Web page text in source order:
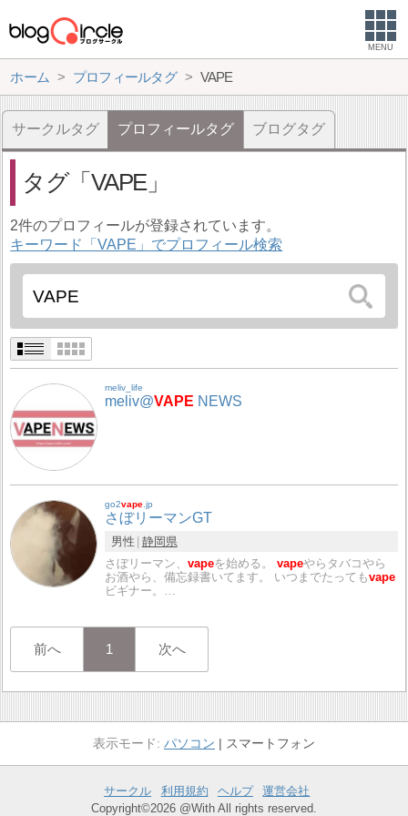
MENU
ホーム プロフィールタグ VAPE
サークルタグ プロフィールタグ ブログタグ
タグ VAPE
2件のプロフィールが登録されています。
キーワード「VAPE」でプロフィール検索
meliv_life
meliv@VAPE NEWS
go2vape .jp
さぼリーマンGT
男性 静岡県
さぼリーマン、vapeを始める。vapeやらタバコやら
お酒やら、備忘録書いてます。 いつまでたってもvape
ビギナー。…
前へ 1 次へ
パソコン スマートフォン
サークル 利用規約 ヘルプ
運営会社
Copyright©2026 @With All rights reserved.